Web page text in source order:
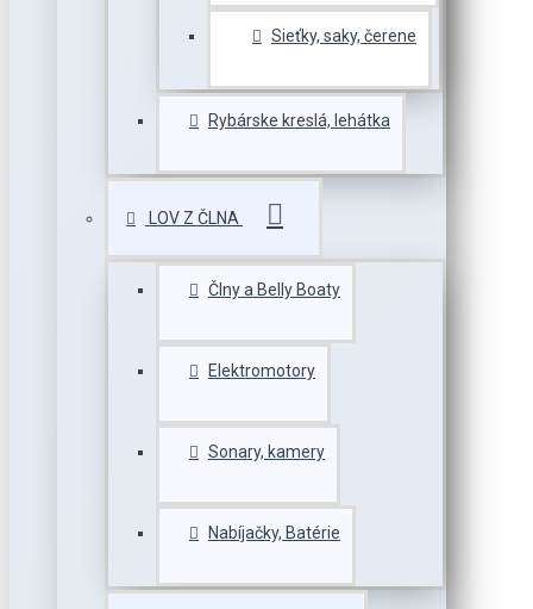
Sieťky, saky, čerene
Rybárske kreslá, lehátka
LOV Z ČLNA
Člny a Belly Boaty
Elektromotory
Sonary, kamery
Nabíjačky, Batérie